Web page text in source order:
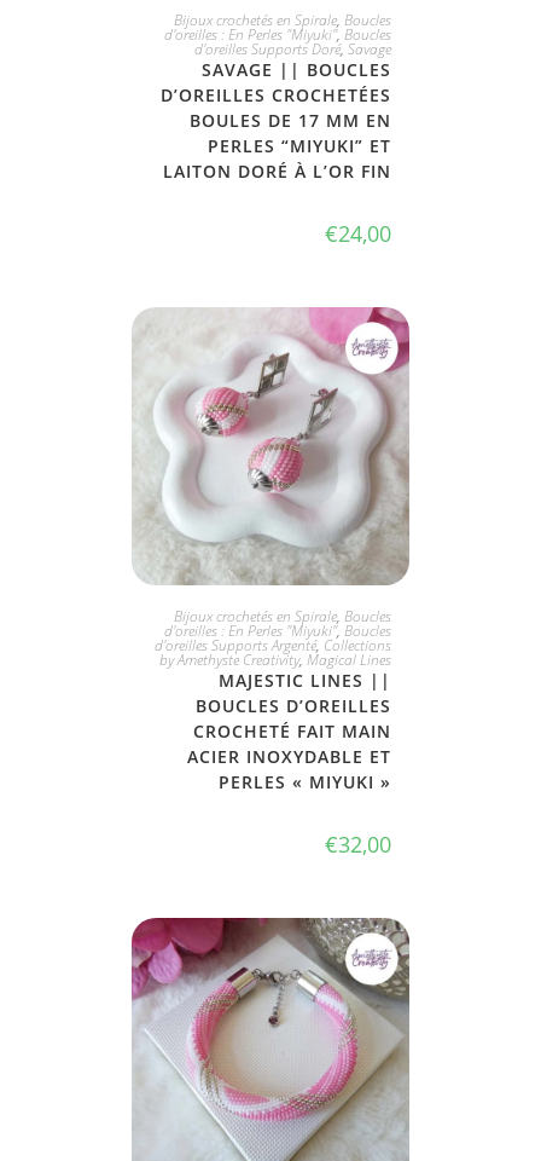
JE L'ADOPTE
Bijoux crochetés en Spirale, Boucles
d'oreilles : En Perles "Miyuki", Boucles
d'oreilles Supports Doré, Savage
SAVAGE || BOUCLES
D’OREILLES CROCHETÉES
BOULES DE 17 MM EN
PERLES “MIYUKI” ET
LAITON DORÉ À L’OR FIN
€24,00
JE L'ADOPTE
Bijoux crochetés en Spirale, Boucles
d'oreilles : En Perles "Miyuki", Boucles
d'oreilles Supports Argenté, Collections
by Amethyste Creativity, Magical Lines
MAJESTIC LINES ||
BOUCLES D’OREILLES
CROCHETÉ FAIT MAIN
ACIER INOXYDABLE ET
PERLES « MIYUKI »
€32,00